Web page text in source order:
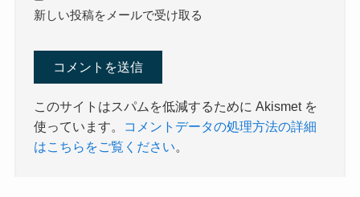
新しい投稿をメールで受け取る
このサイトはスパムを低減するために Akismet を
使っています。
コメントデータの処理方法の詳細
はこちらをご覧ください。